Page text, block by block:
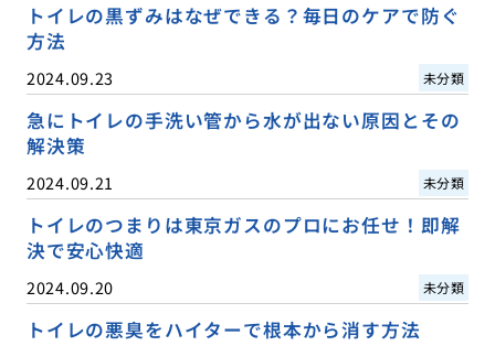
トイレの黒ずみはなぜできる？毎日のケアで防ぐ
方法
2024.09.23 未分類
急にトイレの手洗い管から水が出ない原因とその
解決策
2024.09.21 未分類
トイレのつまりは東京ガスのプロにお任せ！即解
決で安心快適
2024.09.20 未分類
トイレの悪臭をハイターで根本から消す方法